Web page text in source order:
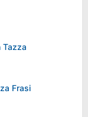
Tazza
Frasi